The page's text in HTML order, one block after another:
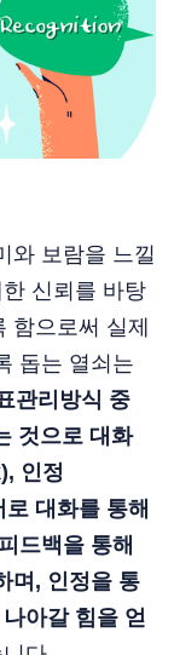
와 보람을 느낄
신뢰를 바탕
함으로써 실제
돕는 열쇠는
관리방식 중
것으로 대화
인정
로 대화를 통해
드백을 통해
며, 인정을 통
아갈 힘을 얻